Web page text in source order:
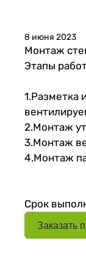
8 июня 2023
Монтаж
Этапы
1.Разметка
2.Монтаж
3.Монтаж
4.Монтаж
Срок
Заказать